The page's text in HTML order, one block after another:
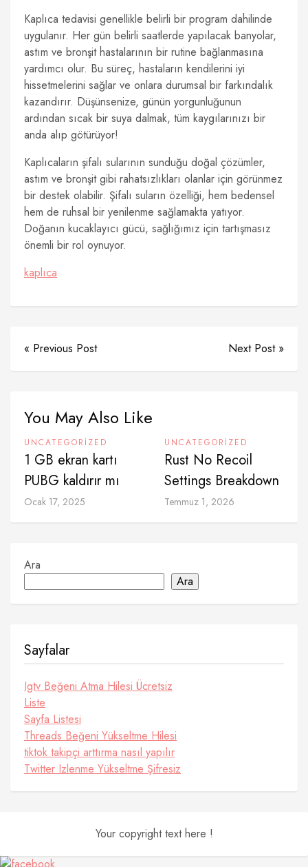
Kaplıca tedavisi genellikle belirli bir program dahilinde
uygulanır. Her gün belirli saatlerde yapılacak banyolar,
astım ve bronşit hastalarının bir rutine bağlanmasına
yardımcı olur. Bu süreç, hastaların kendilerini iyi
hissetmelerini sağlar ve onlara durumsal bir farkındalık
kazandırır. Düşünsenize, günün yorgunluğunun
ardından sıcak bir suya dalmak, tüm kaygılarınızı bir
anda alıp götürüyor!
Kaplıcaların şifalı sularının sunduğu doğal çözümler,
astım ve bronşit gibi rahatsızlıkları olanlar için görünmez
bir destek olabilir. Şifalı suların özelliği, hem bedensel
hem de ruhsal bir yenilenme sağlamakta yatıyor.
Doğanın kucaklayıcı gücü, sağlığımız için tartışmasız
önemli bir rol oynuyor.
kaplıca
« Previous Post Next Post »
You May Also Like
UNCATEGORIZED
1 GB ekran kartı
PUBG kaldırır mı
Ocak 17, 2025
UNCATEGORIZED
Rust No Recoil
Settings Breakdown
Temmuz 1, 2026
Ara
Ara
Sayfalar
Igtv Beğeni Atma Hilesi Ücretsiz
Liste
Sayfa Listesi
Threads Beğeni Yükseltme Hilesi
tiktok takipçi arttırma nasıl yapılır
Twitter Izlenme Yükseltme Şifresiz
Your copyright text here !